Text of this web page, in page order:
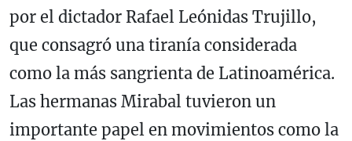
por el dictador Rafael Leónidas Trujillo,
que consagró una tiranía considerada
como la más sangrienta de Latinoamérica.
Las hermanas Mirabal tuvieron un
importante papel en movimientos como la